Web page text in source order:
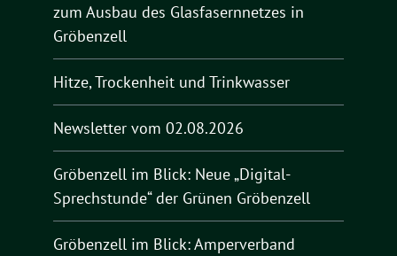
zum Ausbau des Glasfasernnetzes in
Gröbenzell
Hitze, Trockenheit und Trinkwasser
Newsletter vom 02.08.2026
Gröbenzell im Blick: Neue „Digital-
Sprechstunde“ der Grünen Gröbenzell
Gröbenzell im Blick: Amperverband